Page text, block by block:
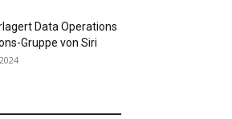
Data Operations
Gruppe von Siri